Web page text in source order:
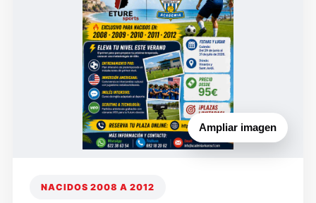
Ampliar imagen
NACIDOS 2008 A 2012